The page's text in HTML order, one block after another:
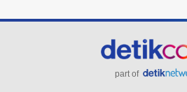
part of